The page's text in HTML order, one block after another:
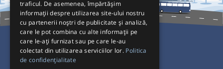
Pentru Călători
traficul. De asemenea, împărtășim
informații despre utilizarea site-ului nostru
cu partenerii noștri de publicitate și analiză,
care le pot combina cu alte informații pe
care le-ați furnizat sau pe care le-au
colectat din utilizarea serviciilor lor. Politica
de confidențialitate